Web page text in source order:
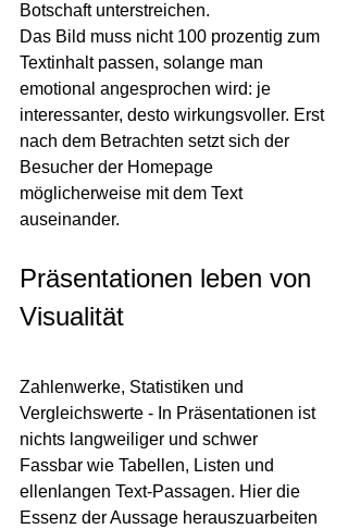
Botschaft unterstreichen.
Das Bild muss nicht 100 prozentig zum
Textinhalt passen, solange man
emotional angesprochen wird: je
interessanter, desto wirkungsvoller. Erst
nach dem Betrachten setzt sich der
Besucher der Homepage
möglicherweise mit dem Text
auseinander.
Präsentationen leben von
Visualität
Zahlenwerke, Statistiken und
Vergleichswerte - In Präsentationen ist
nichts langweiliger und schwer
Fassbar wie Tabellen, Listen und
ellenlangen Text-Passagen. Hier die
Essenz der Aussage herauszuarbeiten